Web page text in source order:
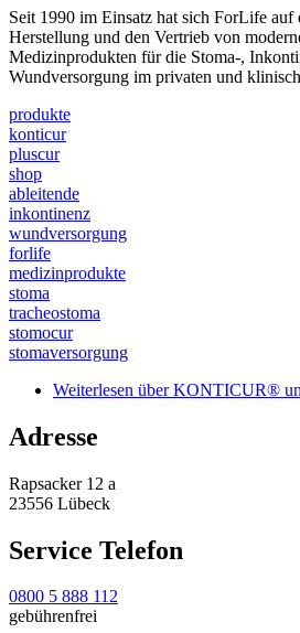
Seit 1990 im Einsatz hat sich ForLife
Herstellung und den Vertrieb von
Medizinprodukten für die Stoma-,
Wundversorgung im privaten und
produkte
konticur
pluscur
shop
ableitende
inkontinenz
wundversorgung
forlife
medizinprodukte
stoma
tracheostoma
stomocur
stomaversorgung
Weiterlesen über KONTICUR®
Adresse
Rapsacker 12 a
23556 Lübeck
Service Telefon
0800 5 888 112
gebührenfrei